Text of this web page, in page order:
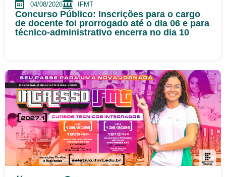
04/08/2026 IFMT
Concurso Público: Inscrições para o cargo
de docente foi prorrogado até o dia 06 e para
técnico-administrativo encerra no dia 10